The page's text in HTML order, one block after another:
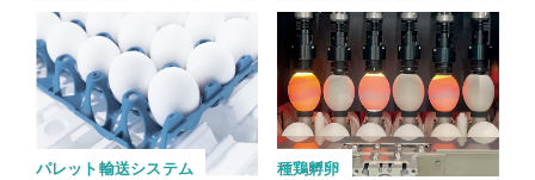
パレット輸送システム 種鶏孵卵